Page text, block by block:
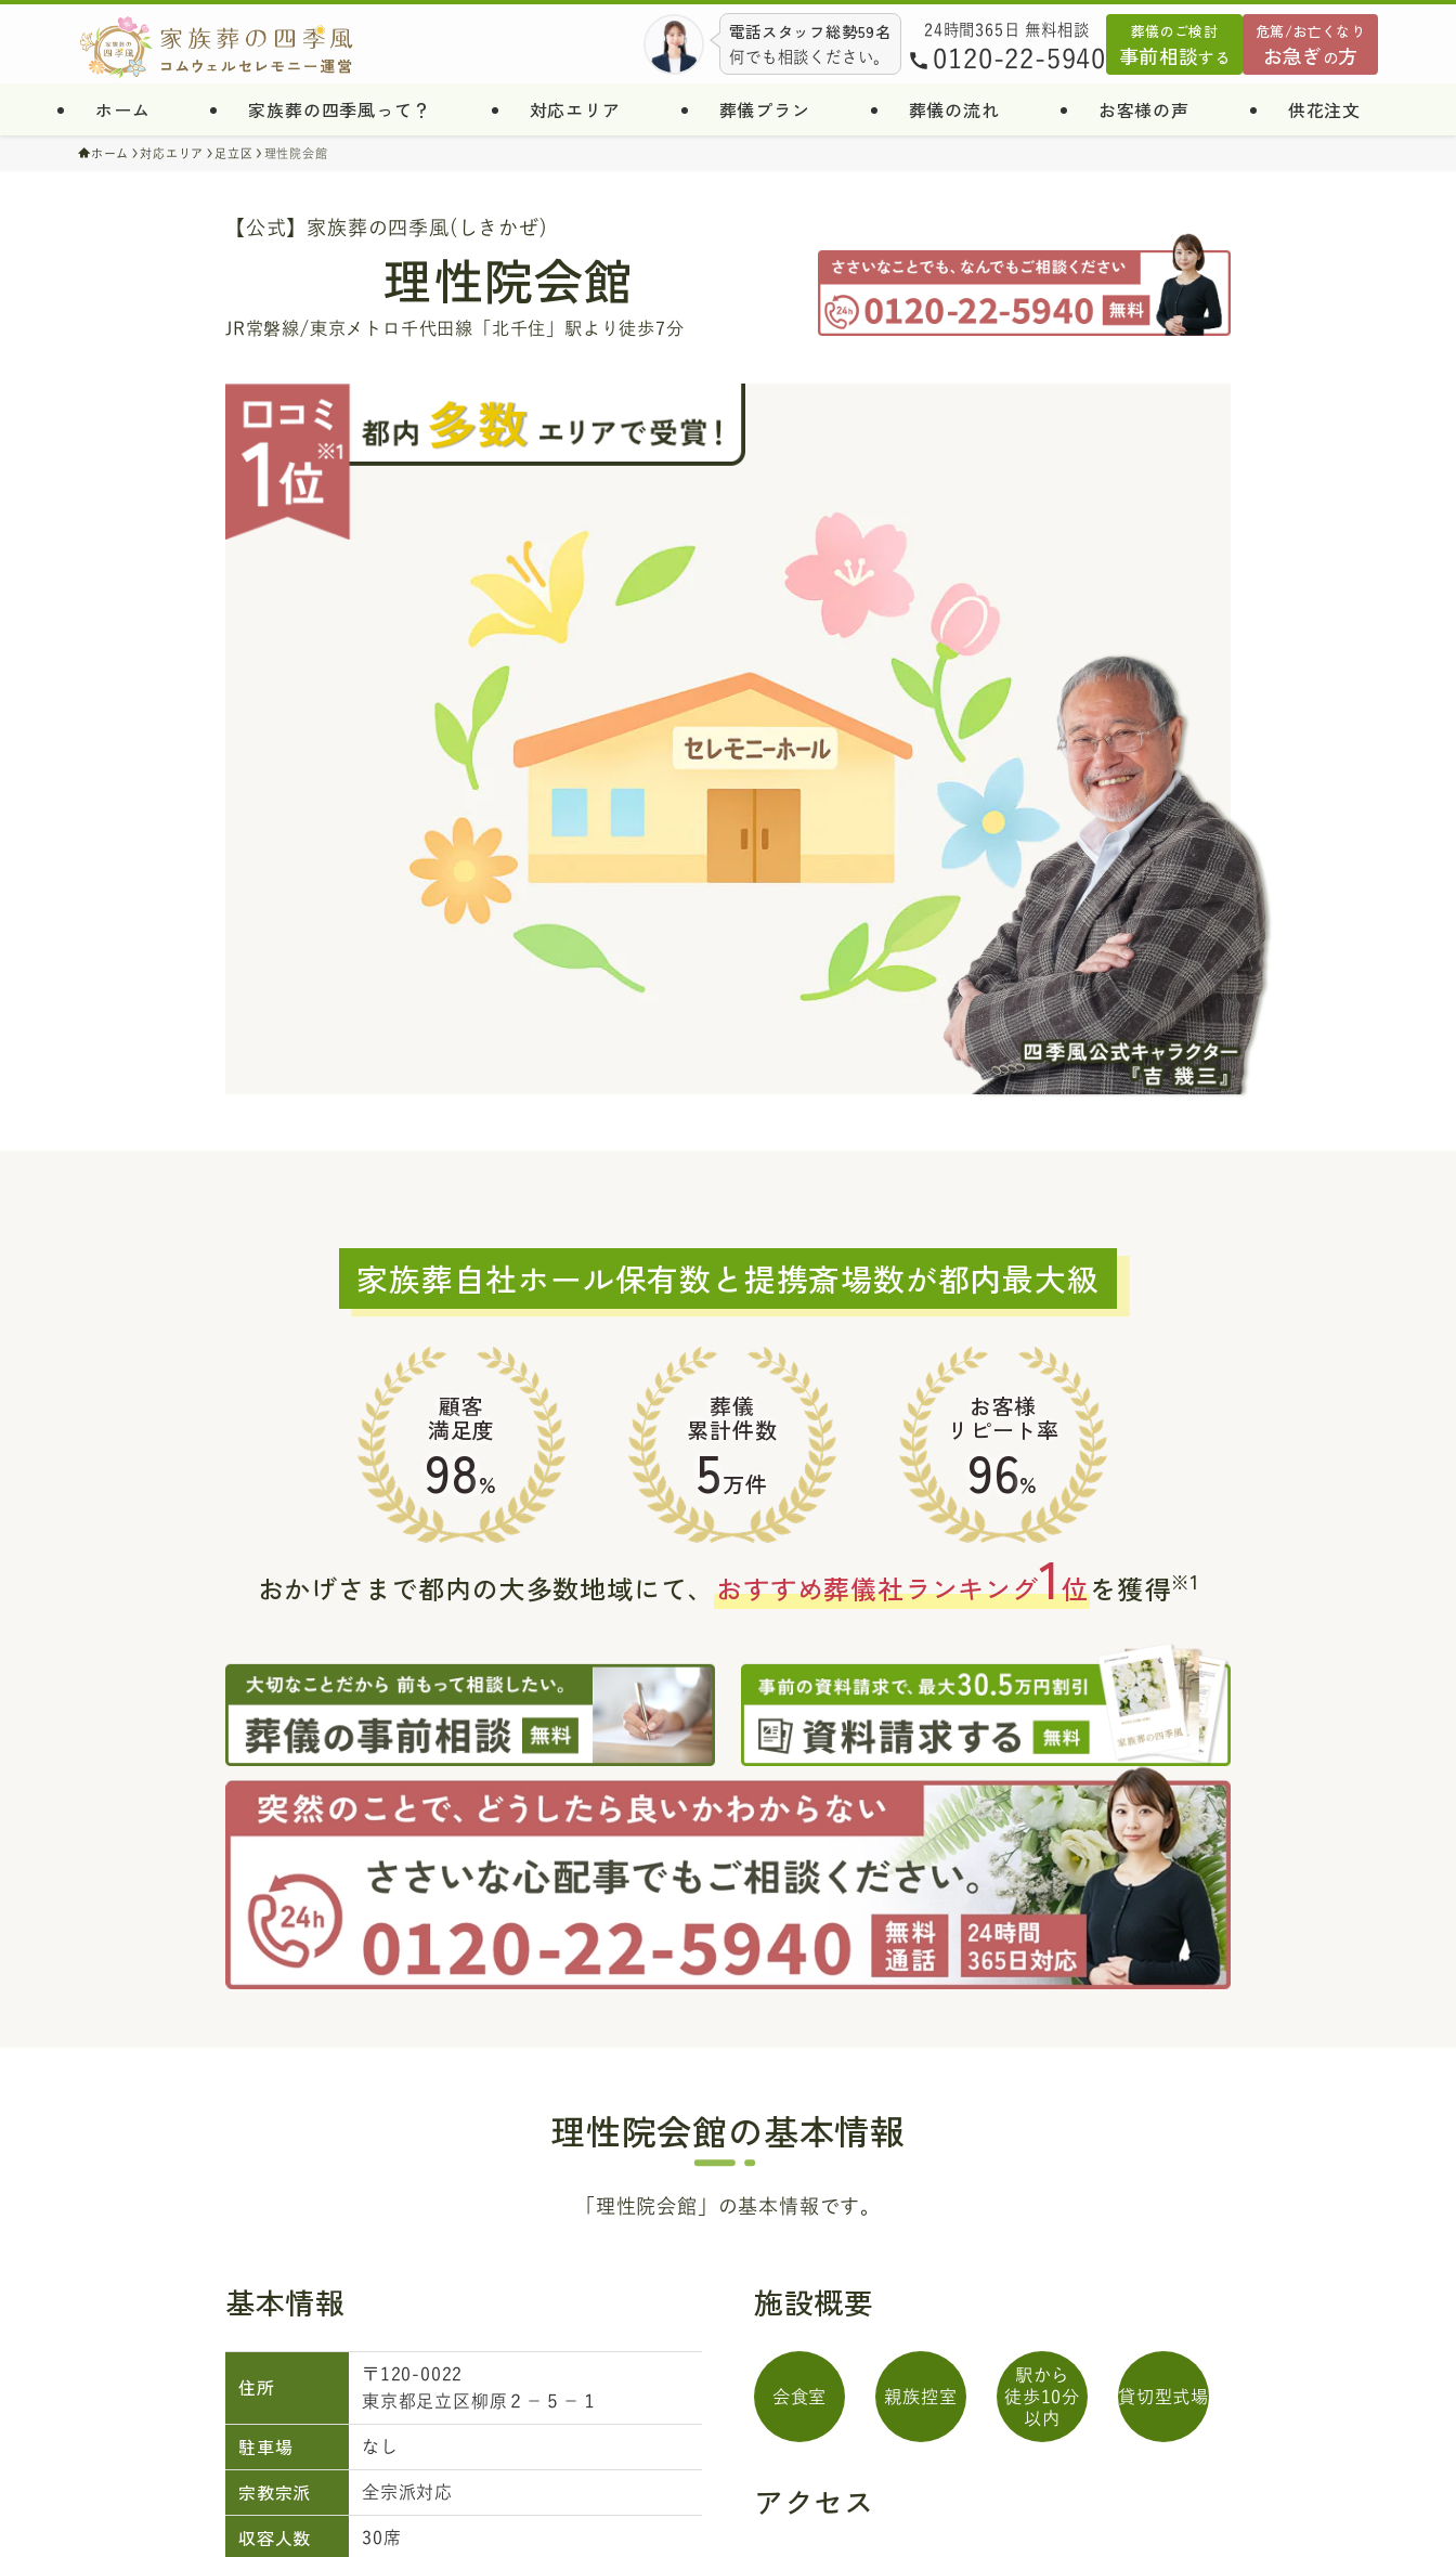
ホーム 家族葬の四季風って？ 対応エリア 葬儀プラン 葬儀の流れ お客様の声 供花注文
電話スタッフ総勢59名
何でも相談ください。
24時間365日 無料相談
0120-22-5940
葬儀のご検討
事前相談する
危篤/お亡くなり
お急ぎの方
ホーム 対応エリア 足立区 理性院会館
【公式】家族葬の四季風(しきかぜ)
理性院会館
JR常磐線/東京メトロ千代田線「北千住」駅より徒歩7分
家族葬自社ホール保有数と提携斎場数が都内最大級
顧客
満足度
98%
葬儀
累計件数
5万件
お客様
リピート率
96%
おかげさまで都内の大多数地域にて、おすすめ葬儀社ランキング1位を獲得※1
理性院会館の基本情報
「理性院会館」の基本情報です。
基本情報
住所
〒120-0022
東京都足立区柳原２－５－１
駐車場 なし
宗教宗派 全宗派対応
収容人数 30席
施設概要
会食室 親族控室
駅から
徒歩10分
以内
貸切型式場
アクセス